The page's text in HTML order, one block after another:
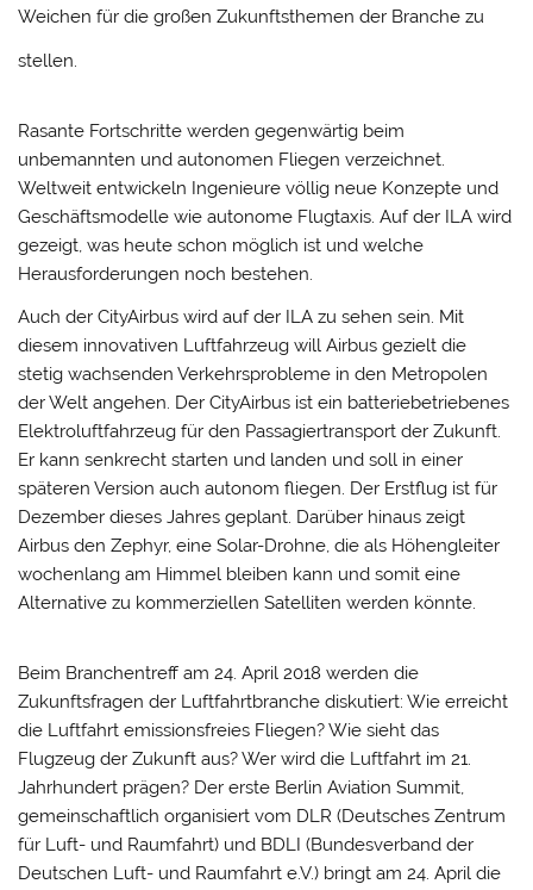
Weichen für die großen Zukunftsthemen der Branche zu
stellen.
Rasante Fortschritte werden gegenwärtig beim
unbemannten und autonomen Fliegen verzeichnet.
Weltweit entwickeln Ingenieure völlig neue Konzepte und
Geschäftsmodelle wie autonome Flugtaxis. Auf der ILA wird
gezeigt, was heute schon möglich ist und welche
Herausforderungen noch bestehen.
Auch der CityAirbus wird auf der ILA zu sehen sein. Mit
diesem innovativen Luftfahrzeug will Airbus gezielt die
stetig wachsenden Verkehrsprobleme in den Metropolen
der Welt angehen. Der CityAirbus ist ein batteriebetriebenes
Elektroluftfahrzeug für den Passagiertransport der Zukunft.
Er kann senkrecht starten und landen und soll in einer
späteren Version auch autonom fliegen. Der Erstflug ist für
Dezember dieses Jahres geplant. Darüber hinaus zeigt
Airbus den Zephyr, eine Solar-Drohne, die als Höhengleiter
wochenlang am Himmel bleiben kann und somit eine
Alternative zu kommerziellen Satelliten werden könnte.
Beim Branchentreff am 24. April 2018 werden die
Zukunftsfragen der Luftfahrtbranche diskutiert: Wie erreicht
die Luftfahrt emissionsfreies Fliegen? Wie sieht das
Flugzeug der Zukunft aus? Wer wird die Luftfahrt im 21.
Jahrhundert prägen? Der erste Berlin Aviation Summit,
gemeinschaftlich organisiert vom DLR (Deutsches Zentrum
für Luft- und Raumfahrt) und BDLI (Bundesverband der
Deutschen Luft- und Raumfahrt e.V.) bringt am 24. April die